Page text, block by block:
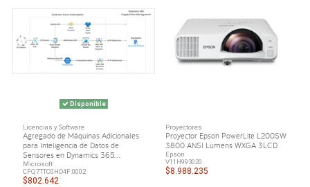
Disponible
Licencias y Software
Agregado de Máquinas Adicionales
para Inteligencia de Datos de
Sensores en Dynamics 365...
Microsoft
CFQ7TTC0HD4F:0002
$802.642
Proyectores
Proyector Epson PowerLite L200SW
3800 ANSI Lumens WXGA 3LCD
Epson
V11H993020.
$8.988.235